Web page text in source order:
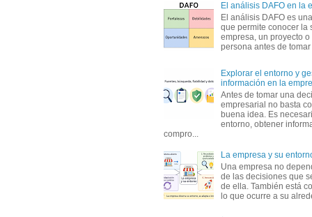
El análisis DAFO en la
El análisis DAFO es
que permite conocer la
empresa, un proyecto
persona antes de
Explorar el entorno y
información en la
Antes de tomar una
empresarial no basta
buena idea. Es
entorno, obtener
compro...
La empresa y su
Una empresa no
de las decisiones que
de ella. También está
lo que ocurre a su